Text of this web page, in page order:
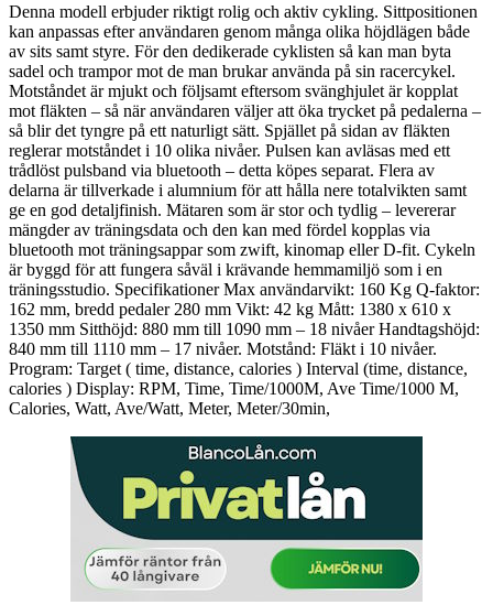
Denna modell erbjuder riktigt rolig och aktiv cykling. Sittpositionen
kan anpassas efter användaren genom många olika höjdlägen både
av sits samt styre. För den dedikerade cyklisten så kan man byta
sadel och trampor mot de man brukar använda på sin racercykel.
Motståndet är mjukt och följsamt eftersom svänghjulet är kopplat
mot fläkten – så när användaren väljer att öka trycket på pedalerna –
så blir det tyngre på ett naturligt sätt. Spjället på sidan av fläkten
reglerar motståndet i 10 olika nivåer. Pulsen kan avläsas med ett
trådlöst pulsband via bluetooth – detta köpes separat. Flera av
delarna är tillverkade i alumnium för att hålla nere totalvikten samt
ge en god detaljfinish. Mätaren som är stor och tydlig – levererar
mängder av träningsdata och den kan med fördel kopplas via
bluetooth mot träningsappar som zwift, kinomap eller D-fit. Cykeln
är byggd för att fungera såväl i krävande hemmamiljö som i en
träningsstudio. Specifikationer Max användarvikt: 160 Kg Q-faktor:
162 mm, bredd pedaler 280 mm Vikt: 42 kg Mått: 1380 x 610 x
1350 mm Sitthöjd: 880 mm till 1090 mm – 18 nivåer Handtagshöjd:
840 mm till 1110 mm – 17 nivåer. Motstånd: Fläkt i 10 nivåer.
Program: Target ( time, distance, calories ) Interval (time, distance,
calories ) Display: RPM, Time, Time/1000M, Ave Time/1000 M,
Calories, Watt, Ave/Watt, Meter, Meter/30min,